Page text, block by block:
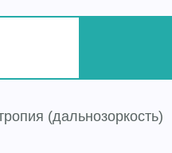
(дальнозоркость)